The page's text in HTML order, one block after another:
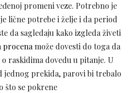
promeni veze. Potrebno je
lične potrebe i želje i da period
da sagledaju kako izgleda živeti
procenamože dovesti do toga da
raskidima dovedu u pitanje. U
jednog prekida, parovi bi trebalo
što se pokrene